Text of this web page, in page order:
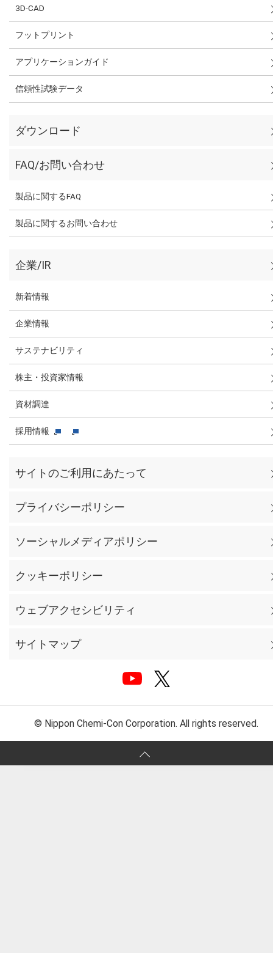
3D-CAD
フットプリント
アプリケーションガイド
信頼性試験データ
ダウンロード
FAQ/お問い合わせ
製品に関するFAQ
製品に関するお問い合わせ
企業/IR
新着情報
企業情報
サステナビリティ
株主・投資家情報
資材調達
採用情報
サイトのご利用にあたって
プライバシーポリシー
ソーシャルメディアポリシー
クッキーポリシー
ウェブアクセシビリティ
サイトマップ
© Nippon Chemi-Con Corporation. All rights reserved.